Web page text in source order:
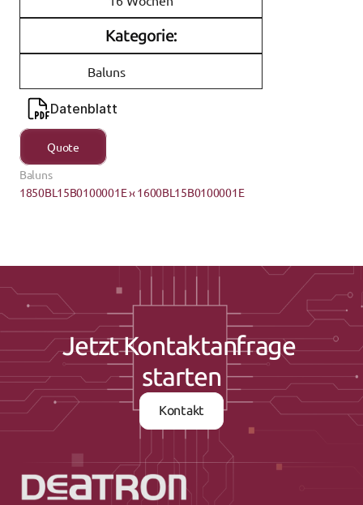
Kategorie:
Baluns
Datenblatt
Quote
Baluns
1850BL15B0100001E ›‹ 1600BL15B0100001E
Jetzt Kontaktanfrage
starten
Kontakt